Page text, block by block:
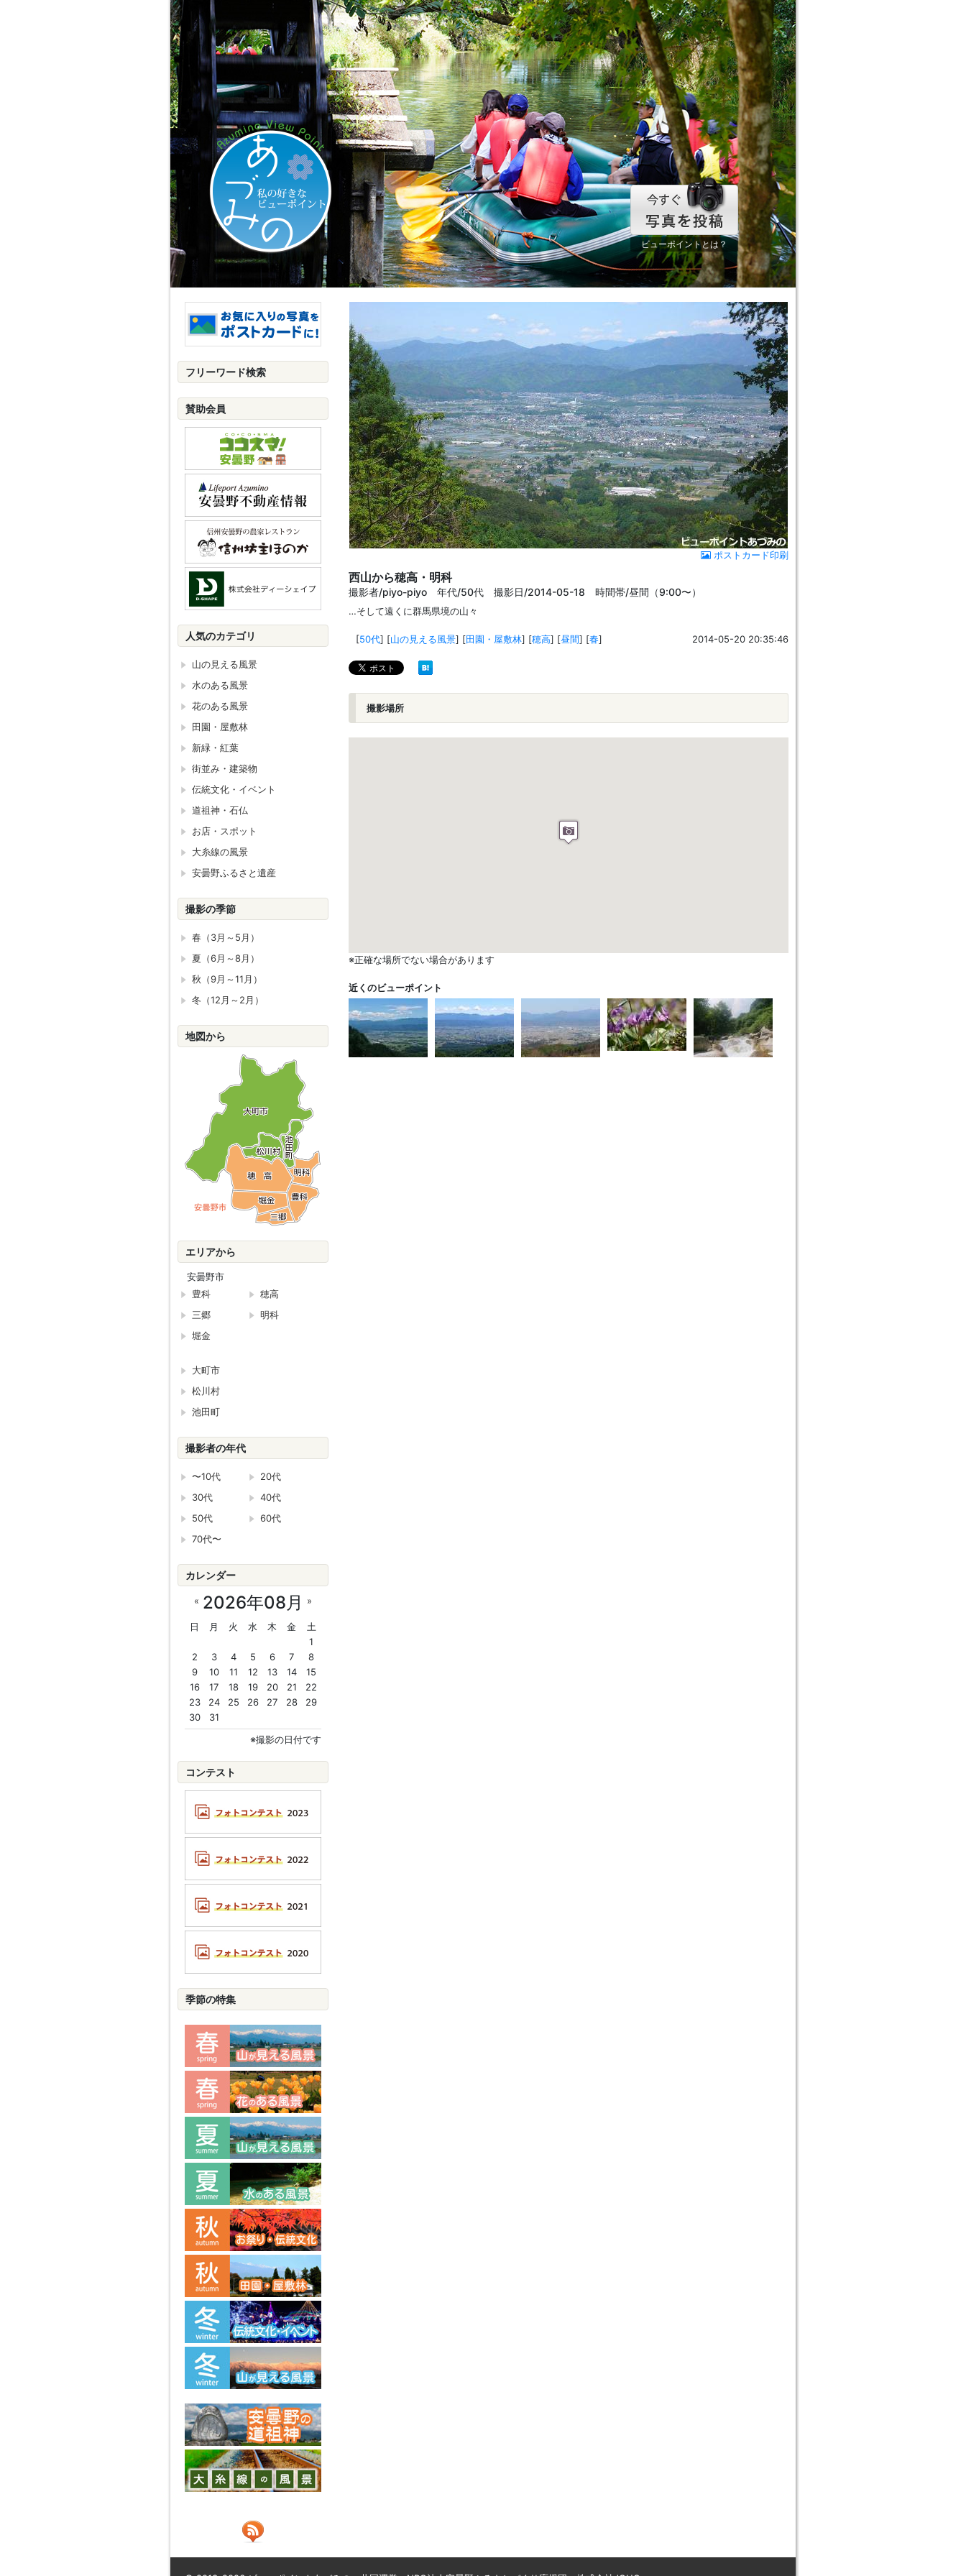
ビューポイントとは？
ポストカード印刷
西山から穂高・明科
撮影者/piyo-piyo 年代/50代 撮影日/2014-05-18 時間帯/昼間（9:00〜）
…そして遠くに群馬県境の山々
[50代] [山の見える風景] [田園・屋敷林] [穂高] [昼間] [春] 2014-05-20 20:35:46
撮影場所
※正確な場所でない場合があります
近くのビューポイント
フリーワード検索
賛助会員
人気のカテゴリ
山の見える風景
水のある風景
花のある風景
田園・屋敷林
新緑・紅葉
街並み・建築物
伝統文化・イベント
道祖神・石仏
お店・スポット
大糸線の風景
安曇野ふるさと遺産
撮影の季節
春（3月～5月）
夏（6月～8月）
秋（9月～11月）
冬（12月～2月）
地図から
エリアから
安曇野市
豊科
穂高
三郷
明科
堀金
大町市
松川村
池田町
撮影者の年代
〜10代
20代
30代
40代
50代
60代
70代〜
カレンダー
2026年08月
« »
日 月 火 水 木 金
土
1
2
3 4 5 6 7
8
9
10 11 12 13 14
15
16
17 18 19 20 21
22
23
24 25 26 27 28
29
30
31
※撮影の日付です
コンテスト
季節の特集